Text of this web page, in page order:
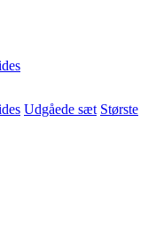
Udgåede sæt Største